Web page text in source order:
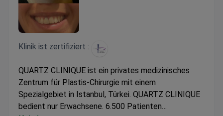
Klinik ist zertifiziert :
QUARTZ CLINIQUE ist ein privates medizinisches
Zentrum für Plastis-Chirurgie mit einem
Spezialgebiet in Istanbul, Türkei. QUARTZ CLINIQUE
bedient nur Erwachsene. 6.500 Patienten